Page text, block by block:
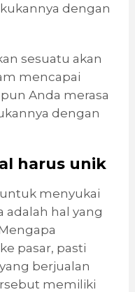
dengan
sesuatu akan
mencapai
Anda merasa
dengan
harus unik
menyukai
hal yang
pasar, pasti
berjualan
memiliki